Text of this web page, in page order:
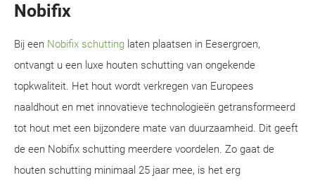
Nobifix
Bij een Nobifix schutting laten plaatsen in Eesergroen,
ontvangt u een luxe houten schutting van ongekende
topkwaliteit. Het hout wordt verkregen van Europees
naaldhout en met innovatieve technologieën getransformeerd
tot hout met een bijzondere mate van duurzaamheid. Dit geeft
de een Nobifix schutting meerdere voordelen. Zo gaat de
houten schutting minimaal 25 jaar mee, is het erg